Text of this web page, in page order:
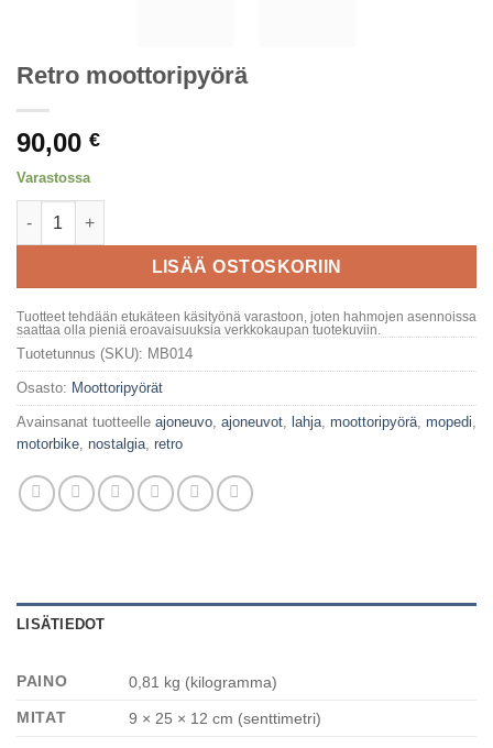
Retro moottoripyörä
90,00 €
Varastossa
Retro moottoripyörä määrä
LISÄÄ OSTOSKORIIN
Tuotteet tehdään etukäteen käsityönä varastoon, joten hahmojen asennoissa
saattaa olla pieniä eroavaisuuksia verkkokaupan tuotekuviin.
Tuotetunnus (SKU): MB014
Osasto: Moottoripyörät
Avainsanat tuotteelle ajoneuvo, ajoneuvot, lahja, moottoripyörä, mopedi,
motorbike, nostalgia, retro
LISÄTIEDOT
PAINO
0,81 kg (kilogramma)
MITAT
9 × 25 × 12 cm (senttimetri)